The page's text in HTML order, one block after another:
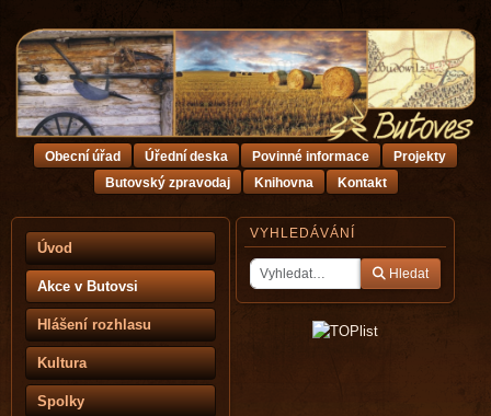
Úvod
Akce v Butovsi
Hlášení rozhlasu
Kultura
Spolky
VYHLEDÁVÁNÍ
Hledat
Obecní úřad Úřední deska Povinné informace
Projekty
Butovský zpravodaj
Knihovna Kontakt